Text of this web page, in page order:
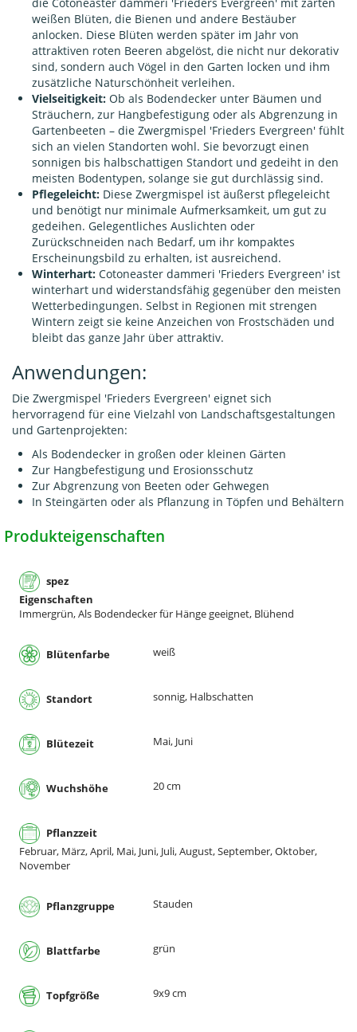
die Cotoneaster dammeri 'Frieders Evergreen' mit zarten
weißen Blüten, die Bienen und andere Bestäuber
anlocken. Diese Blüten werden später im Jahr von
attraktiven roten Beeren abgelöst, die nicht nur dekorativ
sind, sondern auch Vögel in den Garten locken und ihm
zusätzliche Naturschönheit verleihen.
Vielseitigkeit: Ob als Bodendecker unter Bäumen und
Sträuchern, zur Hangbefestigung oder als Abgrenzung in
Gartenbeeten – die Zwergmispel 'Frieders Evergreen' fühlt
sich an vielen Standorten wohl. Sie bevorzugt einen
sonnigen bis halbschattigen Standort und gedeiht in den
meisten Bodentypen, solange sie gut durchlässig sind.
Pflegeleicht: Diese Zwergmispel ist äußerst pflegeleicht
und benötigt nur minimale Aufmerksamkeit, um gut zu
gedeihen. Gelegentliches Auslichten oder
Zurückschneiden nach Bedarf, um ihr kompaktes
Erscheinungsbild zu erhalten, ist ausreichend.
Winterhart: Cotoneaster dammeri 'Frieders Evergreen' ist
winterhart und widerstandsfähig gegenüber den meisten
Wetterbedingungen. Selbst in Regionen mit strengen
Wintern zeigt sie keine Anzeichen von Frostschäden und
bleibt das ganze Jahr über attraktiv.
Anwendungen:
Die Zwergmispel 'Frieders Evergreen' eignet sich
hervorragend für eine Vielzahl von Landschaftsgestaltungen
und Gartenprojekten:
Als Bodendecker in großen oder kleinen Gärten
Zur Hangbefestigung und Erosionsschutz
Zur Abgrenzung von Beeten oder Gehwegen
In Steingärten oder als Pflanzung in Töpfen und Behältern
Produkteigenschaften
spez
Eigenschaften
Immergrün, Als Bodendecker für Hänge geeignet, Blühend
Blütenfarbe weiß
Standort sonnig, Halbschatten
Blütezeit Mai, Juni
Wuchshöhe 20 cm
Pflanzzeit
Februar, März, April, Mai, Juni, Juli, August, September, Oktober,
November
Pflanzgruppe Stauden
Blattfarbe grün
Topfgröße 9x9 cm